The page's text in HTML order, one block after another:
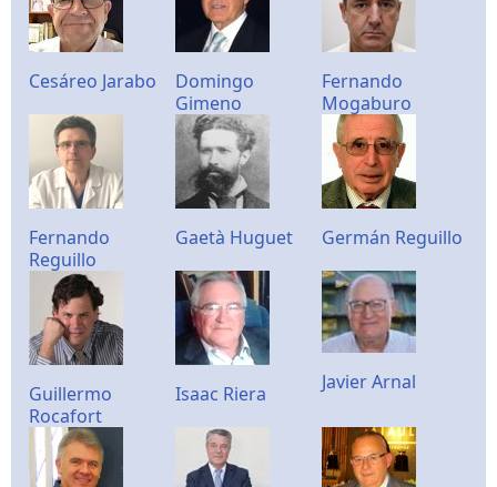
Cesáreo Jarabo
Domingo
Gimeno
Fernando
Mogaburo
Fernando
Reguillo
Gaetà Huguet Germán Reguillo
Guillermo
Rocafort
Isaac Riera Javier Arnal